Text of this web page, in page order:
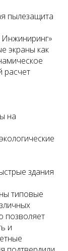
пылезащита
Инжиниринг»
экраны как
расчет
на
здания
типовые
позволяет
и